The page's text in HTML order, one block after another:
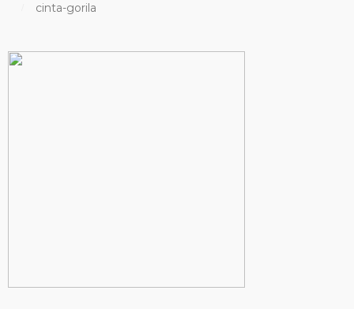
cinta-gorila